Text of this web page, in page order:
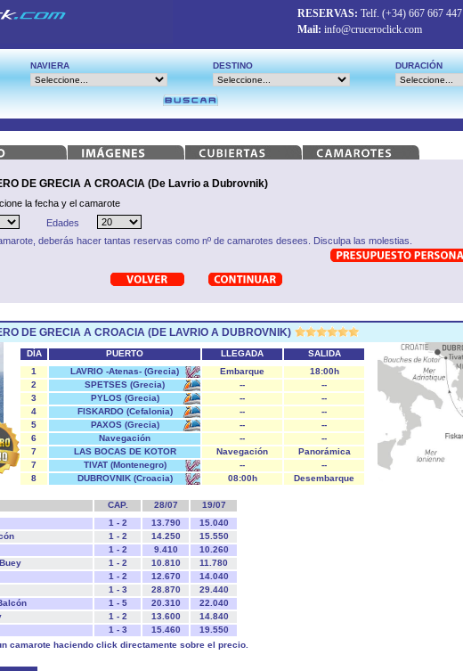
RESERVAS: Telf. (+34) 667 667 447
Mail: info@cruceroclick.com
NAVIERA DESTINO DURACIÓN
DE GRECIA A CROACIA (De Lavrio a Dubrovnik)
la fecha y el camarote
Edades
deberás hacer tantas reservas como nº de camarotes desees. Disculpa las molestias.
DE GRECIA A CROACIA (DE LAVRIO A DUBROVNIK)
DÍA PUERTO LLEGADA
SALIDA
1
LAVRIO -Atenas- (Grecia) Embarque
18:00h
2
SPETSES (Grecia) --
--
3
PYLOS (Grecia) --
--
4
FISKARDO (Cefalonia) --
--
5
PAXOS (Grecia) --
--
6
Navegación --
--
7
LAS BOCAS DE KOTOR
(Montenegro)
Navegación
Panorámica
7
TIVAT (Montenegro) --
--
8
DUBROVNIK (Croacia) 08:00h Desembarque
CAP. 28/07
19/07
1 - 2 13.790
15.040
1 - 2 14.250
15.550
1 - 2 9.410
10.260
1 - 2 10.810
11.780
1 - 2 12.670
14.040
1 - 3 28.870
29.440
1 - 5 20.310
22.040
1 - 2 13.600
14.840
1 - 3 15.460
19.550
camarote haciendo click directamente sobre el precio.